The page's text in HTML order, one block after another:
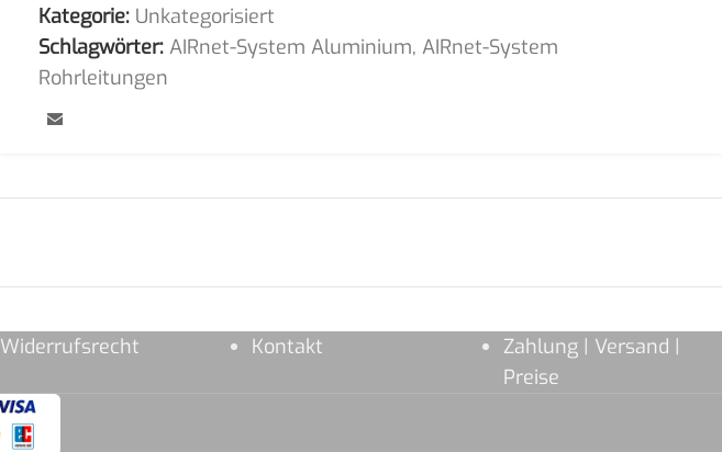
Kategorie: Unkategorisiert
Schlagwörter: AIRnet-System Aluminium, AIRnet-System
Rohrleitungen
Widerrufsrecht Kontakt
Zahlung | Versand |
Preise